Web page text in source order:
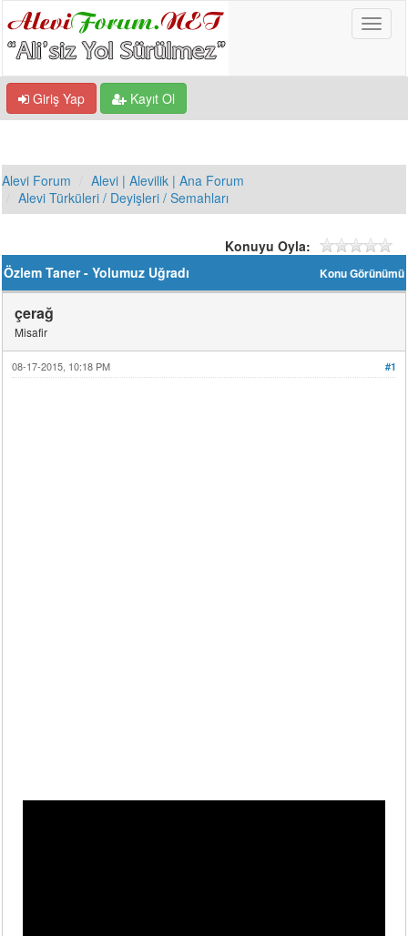
Giriş Yap Kayıt Ol
Alevi Forum
Alevi | Alevilik | Ana Forum
Alevi Türküleri / Deyişleri / Semahları
Konuyu Oyla:
Konu Görünümü
Özlem Taner - Yolumuz Uğradı
çerağ
Misafir
#1
08-17-2015, 10:18 PM